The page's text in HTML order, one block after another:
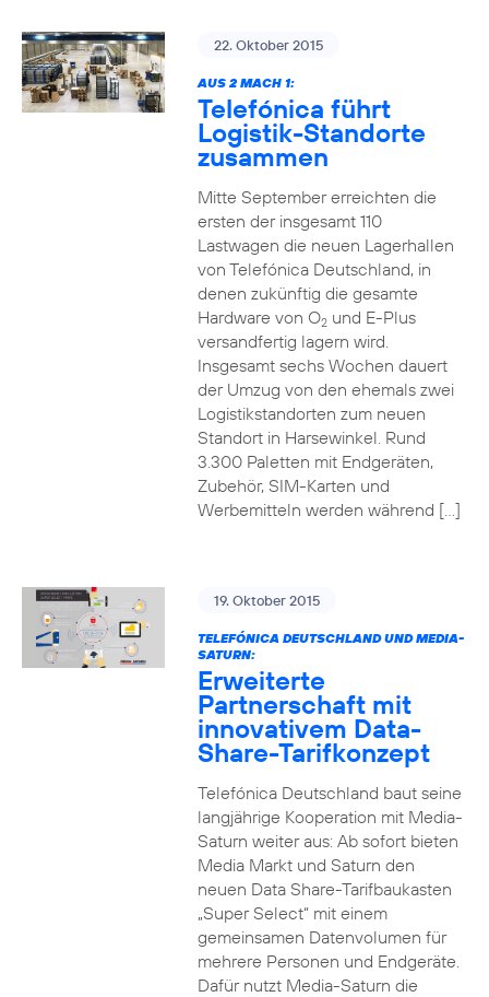
22. Oktober 2015
AUS 2 MACH 1:
Telefónica führt
Logistik-Standorte
zusammen
Mitte September erreichten die
ersten der insgesamt 110
Lastwagen die neuen Lagerhallen
von Telefónica Deutschland, in
denen zukünftig die gesamte
Hardware von O2und E-Plus
versandfertig lagern wird.
Insgesamt sechs Wochen dauert
der Umzug von den ehemals zwei
Logistikstandorten zum neuen
Standort in Harsewinkel. Rund
3.300 Paletten mit Endgeräten,
Zubehör, SIM-Karten und
Werbemitteln werden während […]
19. Oktober 2015
TELEFÓNICA DEUTSCHLAND UND MEDIA-
SATURN:
Erweiterte
Partnerschaft mit
innovativem Data-
Share-Tarifkonzept
Telefónica Deutschland baut seine
langjährige Kooperation mit Media-
Saturn weiter aus: Ab sofort bieten
Media Markt und Saturn den
neuen Data Share-Tarifbaukasten
„Super Select“ mit einem
gemeinsamen Datenvolumen für
mehrere Personen und Endgeräte.
Dafür nutzt Media-Saturn die